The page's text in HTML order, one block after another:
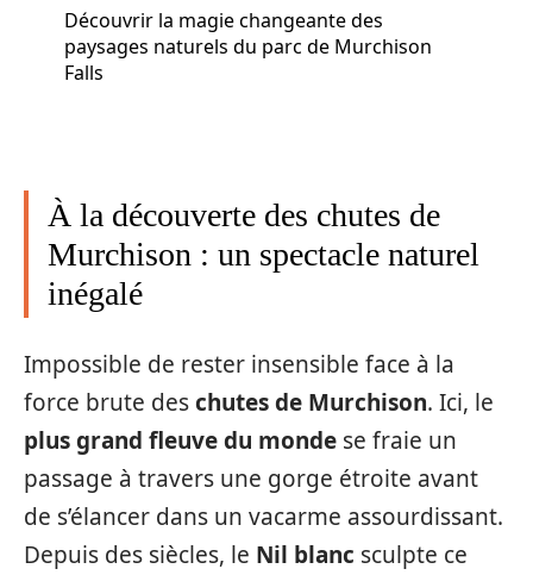
Découvrir la magie changeante des
paysages naturels du parc de Murchison
Falls
À la découverte des chutes de
Murchison : un spectacle naturel
inégalé
Impossible de rester insensible face à la
force brute deschutes de Murchison. Ici, le
plus grand fleuve du monde se fraie un
passage à travers une gorge étroite avant
de s’élancer dans un vacarme assourdissant.
Depuis des siècles, le Nil blanc sculpte ce